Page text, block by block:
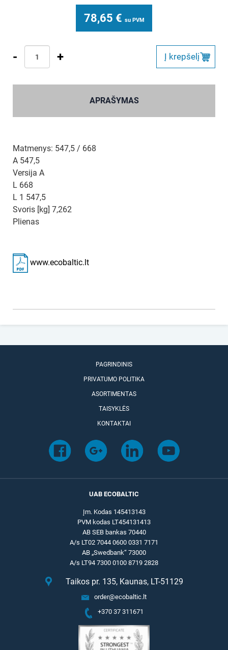
78,65 € su PVM
- + Į krepšelį
APRAŠYMAS
Matmenys: 547,5 / 668
A 547,5
Versija A
L 668
L 1 547,5
Svoris [kg] 7,262
Plienas
www.ecobaltic.lt
PAGRINDINIS
PRIVATUMO POLITIKA
ASORTIMENTAS
TAISYKLĖS
KONTAKTAI
UAB ECOBALTIC
Įm. Kodas 145413143
PVM kodas LT454131413
AB SEB bankas 70440
A/s LT02 7044 0600 0331 7171
AB „Swedbank“ 73000
A/s LT94 7300 0100 8719 2828
Taikos pr. 135, Kaunas, LT-51129
order@ecobaltic.lt
+370 37 311671